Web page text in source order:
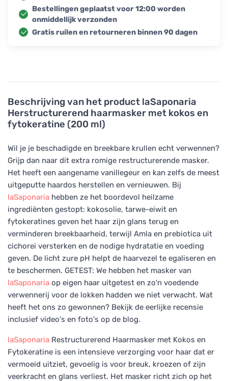
Beschrijving van het product laSaponaria
Herstructurerend haarmasker met kokos en
fytokeratine (200 ml)
Wil je je beschadigde en breekbare krullen echt verwennen?
Grijp dan naar dit extra romige restructurerende masker.
Het heeft een aangename vanillegeur en kan zelfs de meest
uitgeputte haardos herstellen en vernieuwen. Bij
laSaponaria hebben ze het boordevol heilzame
ingrediënten gestopt: kokosolie, tarwe-eiwit en
fytokeratines geven het haar zijn glans terug en
verminderen breekbaarheid, terwijl Amla en prebiotica uit
cichorei versterken en de nodige hydratatie en voeding
geven. De licht zure pH helpt de haarvezel te egaliseren en
te beschermen. GETEST: We hebben het masker van
laSaponaria op eigen haar uitgetest en zo'n voedende
verwennerij voor de lokken hadden we niet verwacht. Wat
heeft het ons zo gewonnen? Bekijk de eerlijke recensie
inclusief video's en foto's op de blog.
laSaponaria Restructurerend Haarmasker met Kokos en
Fytokeratine is een intensieve verzorging voor haar dat er
vermoeid uitziet, gevoelig is voor breuk, kroezen of zijn
veerkracht en glans verliest. Het masker richt zich op het
Bestellingen geplaatst voor 12:00 worden
onmiddellijk verzonden
Gratis ruilen en retourneren binnen 90 dagen